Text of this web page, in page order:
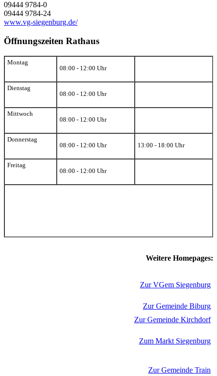
09444 9784-0
09444 9784-24
www.vg-siegenburg.de/
Öffnungszeiten Rathaus
Montag
08:00 - 12:00 Uhr
Dienstag
08:00 - 12:00 Uhr
Mittwoch
08:00 - 12:00 Uhr
Donnerstag
08:00 - 12:00 Uhr
13:00 - 18:00 Uhr
Freitag
08:00 - 12:00 Uhr
Weitere Homepages:
Zur VGem Siegenburg
Zur Gemeinde Biburg
Zur Gemeinde Kirchdorf
Zum Markt Siegenburg
Zur Gemeinde Train